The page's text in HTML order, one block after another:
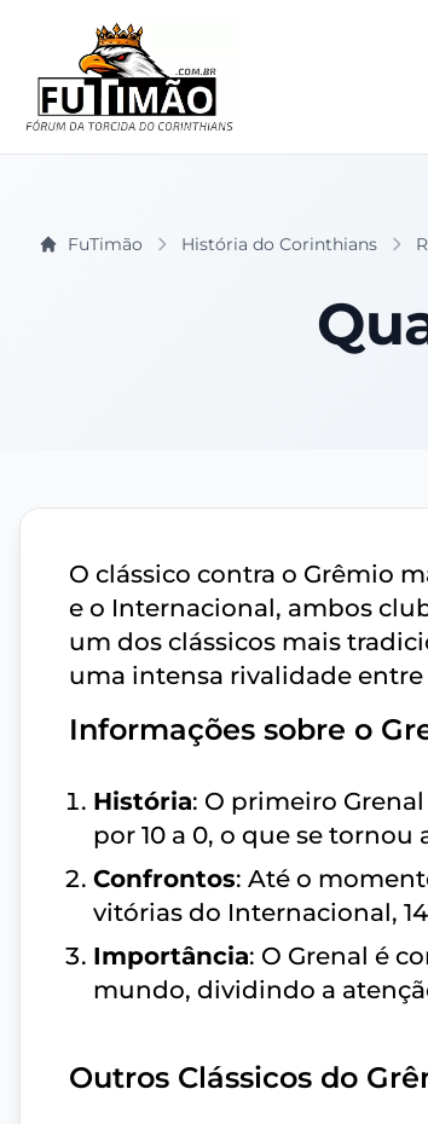
FuTimão História do Corinthians
O clássico contra o Grêmio
e o Internacional, ambos
um dos clássicos mais
uma intensa rivalidade entre
Informações sobre o
História: O primeiro
por 10 a 0, o que se
Confrontos: Até o
vitórias do Internacional,
Importância: O Grenal é
mundo, dividindo a
Outros Clássicos do